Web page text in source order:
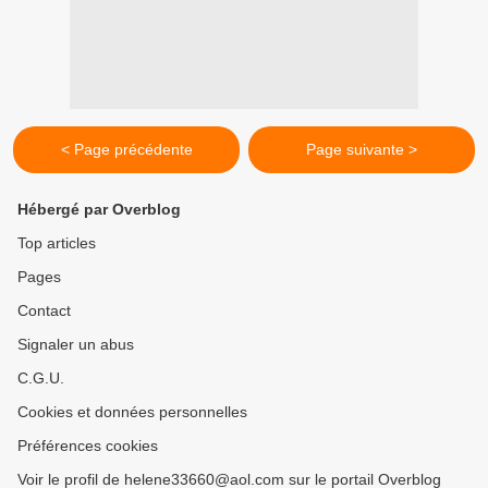
< Page précédente Page suivante >
Hébergé par Overblog
Top articles
Pages
Contact
Signaler un abus
C.G.U.
Cookies et données personnelles
Préférences cookies
Voir le profil de helene33660@aol.com sur le portail Overblog